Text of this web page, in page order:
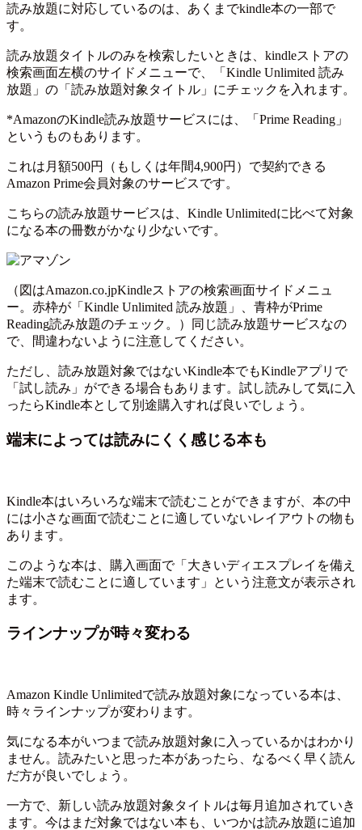
読み放題に対応しているのは、あくまでkindle本の一部で
す。
読み放題タイトルのみを検索したいときは、kindleストアの
検索画面左横のサイドメニューで、「Kindle Unlimited 読み
放題」の「読み放題対象タイトル」にチェックを入れます。
*AmazonのKindle読み放題サービスには、「Prime Reading」
というものもあります。
これは月額500円（もしくは年間4,900円）で契約できる
Amazon Prime会員対象のサービスです。
こちらの読み放題サービスは、Kindle Unlimitedに比べて対象
になる本の冊数がかなり少ないです。
（図はAmazon.co.jpKindleストアの検索画面サイドメニュ
ー。赤枠が「Kindle Unlimited 読み放題」、青枠がPrime
Reading読み放題のチェック。）同じ読み放題サービスなの
で、間違わないように注意してください。
ただし、読み放題対象ではないKindle本でもKindleアプリで
「試し読み」ができる場合もあります。試し読みして気に入
ったらKindle本として別途購入すれば良いでしょう。
端末によっては読みにくく感じる本も
Kindle本はいろいろな端末で読むことができますが、本の中
には小さな画面で読むことに適していないレイアウトの物も
あります。
このような本は、購入画面で「大きいディエスプレイを備え
た端末で読むことに適しています」という注意文が表示され
ます。
ラインナップが時々変わる
Amazon Kindle Unlimitedで読み放題対象になっている本は、
時々ラインナップが変わります。
気になる本がいつまで読み放題対象に入っているかはわかり
ません。読みたいと思った本があったら、なるべく早く読ん
だ方が良いでしょう。
一方で、新しい読み放題対象タイトルは毎月追加されていき
ます。今はまだ対象ではない本も、いつかは読み放題に追加